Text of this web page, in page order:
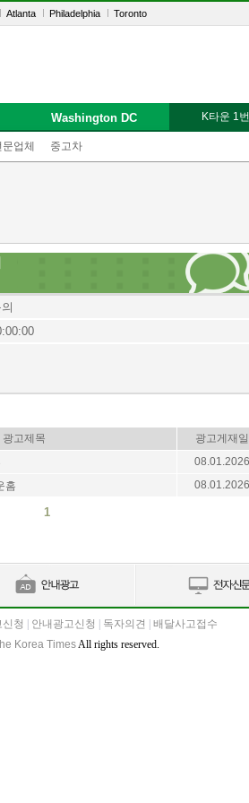
Atlanta Philadelphia Toronto
문업체 중고차
Washington DC K타운 1
광고제목
광고게재일
08.01.2026
홈 08.01.2026
1
신청 안내광고신청 독자의견
배달사고접수
Korea TimesAll rights reserved.